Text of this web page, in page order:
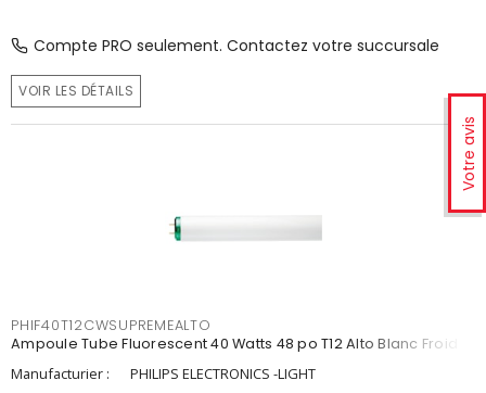
Votre avis
Compte PRO seulement. Contactez votre succursale
VOIR LES DÉTAILS
PHIF40T12CWSUPREMEALTO
Ampoule Tube Fluorescent 40 Watts 48 po T12 Alto Blanc Froid
Manufacturier :
PHILIPS ELECTRONICS -LIGHT